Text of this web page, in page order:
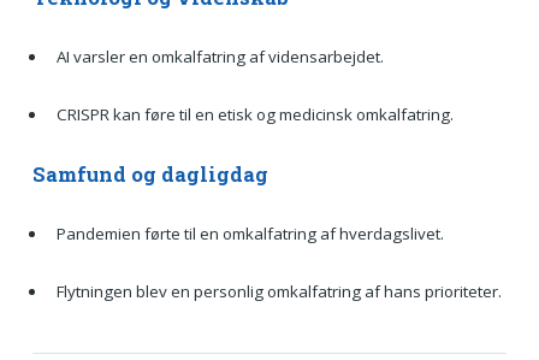
AI varsler en omkalfatring af vidensarbejdet.
CRISPR kan føre til en etisk og medicinsk omkalfatring.
Samfund og dagligdag
Pandemien førte til en omkalfatring af hverdagslivet.
Flytningen blev en personlig omkalfatring af hans prioriteter.